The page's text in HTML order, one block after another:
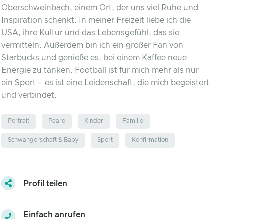
Oberschweinbach, einem Ort, der uns viel Ruhe und
Inspiration schenkt. In meiner Freizeit liebe ich die
USA, ihre Kultur und das Lebensgefühl, das sie
vermitteln. Außerdem bin ich ein großer Fan von
Starbucks und genieße es, bei einem Kaffee neue
Energie zu tanken. Football ist für mich mehr als nur
ein Sport – es ist eine Leidenschaft, die mich begeistert
und verbindet.
Portrait Paare Kinder Familie
Schwangerschaft & Baby Sport Konfirmation
Profil teilen
Einfach anrufen